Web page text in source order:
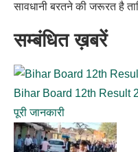
सावधानी बरतने की जरूरत है
सम्बंधित ख़बरें
Bihar Board 12th Result
पूरी जानकारी